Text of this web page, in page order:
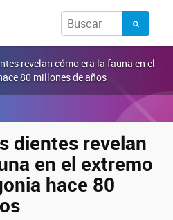
revelan cómo era la fauna en el
80 millones de años
dientes revelan
en el extremo
hace 80